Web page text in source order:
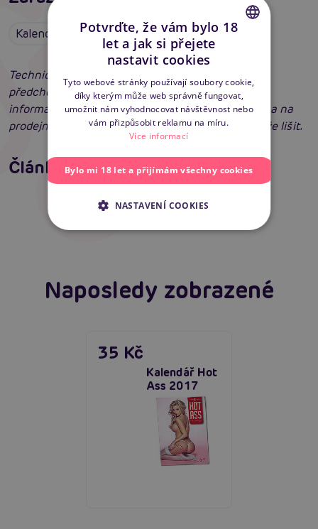
Kalendáře
Technické specifikace se mohou změnit bez
předchozího upozornění. Obrázky mají pouze
informativní charakter. Běžná cena znamená cena na
prodejně. Cena na internetu a na prodejně se může lišit.
Články
Jak na zlepšení a podporu erekce
Číst více
Erotická inteligence: Příručka Sexiomů
extáze? Průvodce, který ti otevře dveře!
Číst více
Naposledy zobrazené
Kalendář Hot
Ass 2017
35 Kč
ENGLISH
Potvrďte, že vám bylo 18
let a jak si přejete
nastavit cookies
Tyto webové stránky používají soubory cookie,
díky kterým může web správně fungovat,
umožnit nám vyhodnocovat návštěvnost nebo
vám přizpůsobit reklamu na míru.
Více informací
Bylo mi 18 let a přijímám všechny cookies
NASTAVENÍ COOKIES